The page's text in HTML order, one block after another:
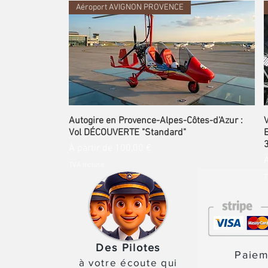
Aéroport AVIGNON PROVENCE
Autogire en Provence-Alpes-Côtes-d'Azur :
Vol DÉCOUVERTE "Standard"
Aéroport AVIGNON PROVENCE
proche de Chartres
Aéroport de CAEN-CARPIQUET
l'eXpérience d'une vie !
Des Pilotes
à votre écoute qui